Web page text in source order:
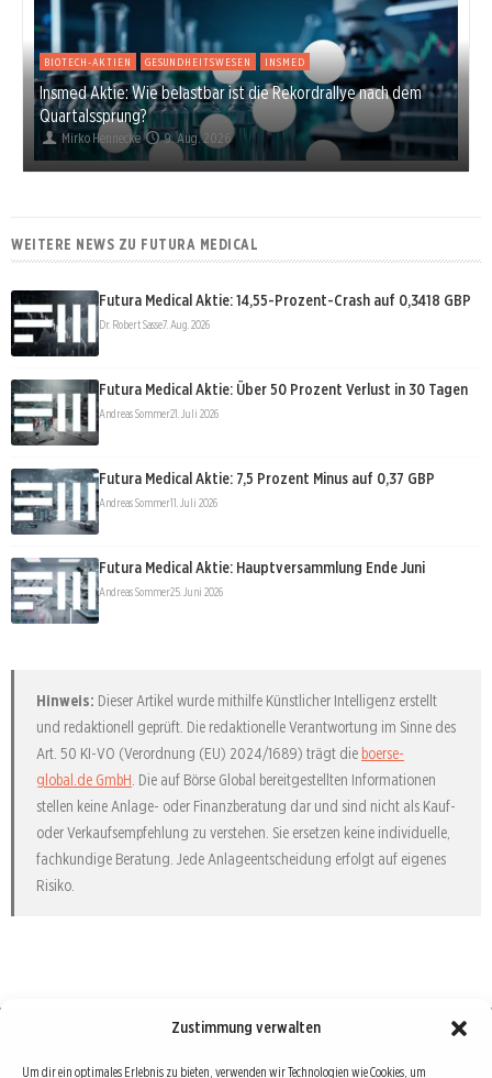
Zustimmung verwalten
Um dir ein optimales Erlebnis zu bieten, verwenden wir Technologien wie Cookies, um
BIOTECH-AKTIEN GESUNDHEITSWESEN INSMED
Insmed Aktie: Wie belastbar ist die Rekordrallye nach dem
Quartalssprung?
Mirko Hennecke 9. Aug. 2026
WEITERE NEWS ZU FUTURA MEDICAL
Futura Medical Aktie: 14,55-Prozent-Crash auf 0,3418 GBP
Dr. Robert Sasse7. Aug. 2026
Futura Medical Aktie: Über 50 Prozent Verlust in 30 Tagen
Andreas Sommer21. Juli 2026
Futura Medical Aktie: 7,5 Prozent Minus auf 0,37 GBP
Andreas Sommer11. Juli 2026
Futura Medical Aktie: Hauptversammlung Ende Juni
Andreas Sommer25. Juni 2026
Hinweis: Dieser Artikel wurde mithilfe Künstlicher Intelligenz erstellt
und redaktionell geprüft. Die redaktionelle Verantwortung im Sinne des
Art. 50 KI-VO (Verordnung (EU) 2024/1689) trägt die boerse-
global.de GmbH . Die auf Börse Global bereitgestellten Informationen
stellen keine Anlage- oder Finanzberatung dar und sind nicht als Kauf-
oder Verkaufsempfehlung zu verstehen. Sie ersetzen keine individuelle,
fachkundige Beratung. Jede Anlageentscheidung erfolgt auf eigenes
Risiko.
Börse : lokal, international, global